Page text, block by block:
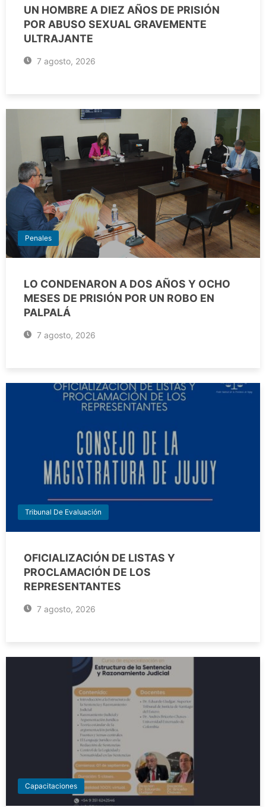
UN HOMBRE A DIEZ AÑOS DE PRISIÓN
POR ABUSO SEXUAL GRAVEMENTE
ULTRAJANTE
7 agosto, 2026
Penales
LO CONDENARON A DOS AÑOS Y OCHO
MESES DE PRISIÓN POR UN ROBO EN
PALPALÁ
7 agosto, 2026
Tribunal De Evaluación
OFICIALIZACIÓN DE LISTAS Y
PROCLAMACIÓN DE LOS
REPRESENTANTES
7 agosto, 2026
Capacitaciones